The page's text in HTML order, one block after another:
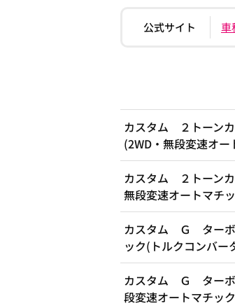
公式サイト 車
カスタム ２トーン
(2WD・無段変速オ
カスタム ２トーン
無段変速オートマチ
カスタム Ｇ ターボ
ック(トルクコンバー
カスタム Ｇ ターボ
段変速オートマチッ